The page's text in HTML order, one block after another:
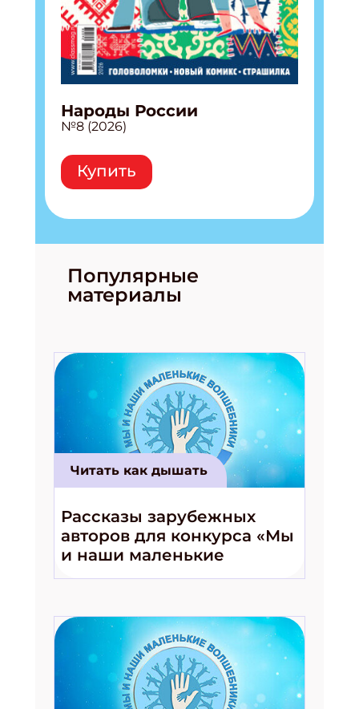
Народы России
№8 (2026)
Купить
Популярные
материалы
Читать как дышать
Рассказы зарубежных
авторов для конкурса «Мы
и наши маленькие
волшебники!»
Подпишись на рассылку
Получи электронный "Классный журнал" в
Укажите имя
Укажите Ваш Email